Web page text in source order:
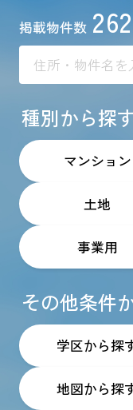
掲載物件数
種別から探
マンション
土地
事業用
その他条件
学区から探
地図から探